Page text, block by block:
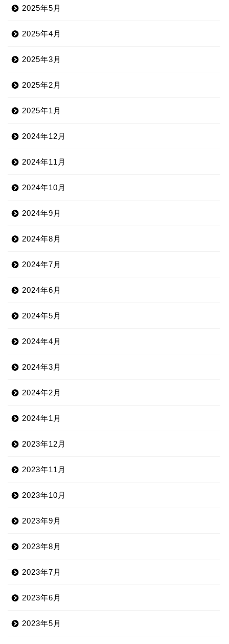
2025年5月
2025年4月
2025年3月
2025年2月
2025年1月
2024年12月
2024年11月
2024年10月
2024年9月
2024年8月
2024年7月
2024年6月
2024年5月
2024年4月
2024年3月
2024年2月
2024年1月
2023年12月
2023年11月
2023年10月
2023年9月
2023年8月
2023年7月
2023年6月
2023年5月